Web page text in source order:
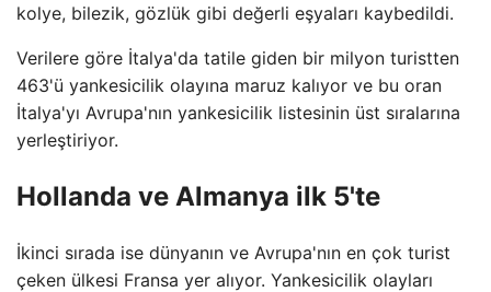
kolye, bilezik, gözlük gibi değerli eşyaları kaybedildi.
Verilere göre İtalya'da tatile giden bir milyon turistten
463'ü yankesicilik olayına maruz kalıyor ve bu oran
İtalya'yı Avrupa'nın yankesicilik listesinin üst sıralarına
yerleştiriyor.
Hollanda ve Almanya ilk 5'te
İkinci sırada ise dünyanın ve Avrupa'nın en çok turist
çeken ülkesi Fransa yer alıyor. Yankesicilik olayları